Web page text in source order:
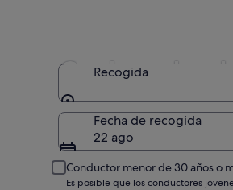
Coches de
Recogida
Recogida
Fecha de recogida
22 ago
Conductor menor de 30 años o
Es posible que los conductores